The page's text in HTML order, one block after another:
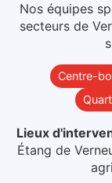
Nos équipes
secteurs de
Centre-
Lieux
Étang de